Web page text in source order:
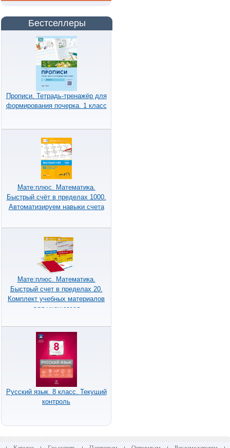
Бестселлеры
Прописи. Тетрадь-тренажёр для
формирования почерка. 1 класс
Мате:плюс. Математика.
Быстрый счёт в пределах 1000.
Автоматизируем навыки счета
Мате:плюс. Математика.
Быстрый счет в пределах 20.
Комплект учебных материалов
для учащегося
Русский язык. 8 класс. Текущий
контроль